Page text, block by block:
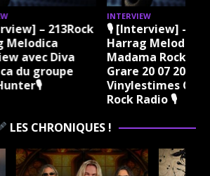
213Rock
&
Sylvie
🎙 [Interview] – 213Rock
Harrag Melodica Live
interview avec Hannes
Braun du groupe Kissin
Dynamite 🎙
LES CHRONIQUES !